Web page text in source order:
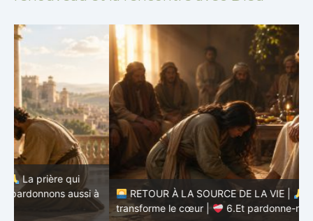
RETOUR À LA SOURCE DE LA VIE |
La prière qui
transforme le cœur |
6.Et pardonne-nous nos offenses